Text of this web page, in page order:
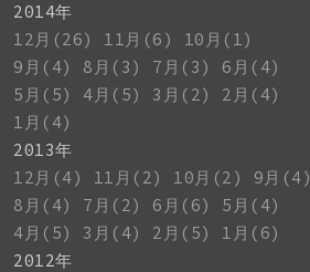
2014年
12月(26)
11月(6)
10月(1)
9月(4)
8月(3) 7月(3)
6月(4)
5月(5)
4月(5) 3月(2)
2月(4)
1月(4)
2013年
12月(4)
11月(2) 10月(2)
9月(4)
8月(4)
7月(2) 6月(6)
5月(4)
4月(5)
3月(4) 2月(5)
1月(6)
2012年